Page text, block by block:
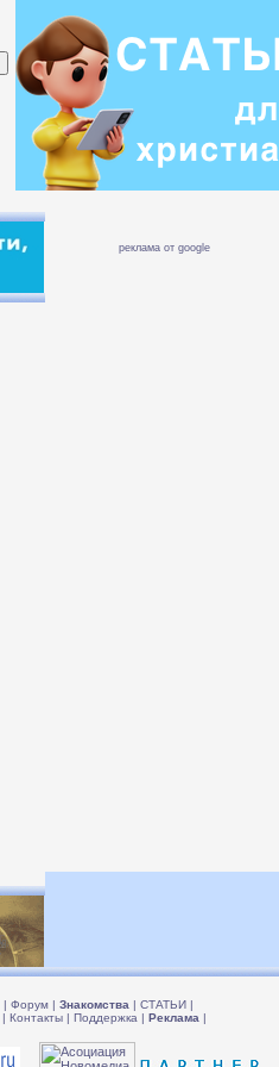
реклама от google
| Форум | Знакомства | СТАТЬИ |
| Контакты | Поддержка | Реклама |